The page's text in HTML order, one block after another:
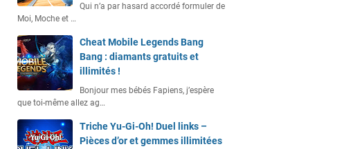
Qui n’a par hasard accordé formuler de
Moi, Moche et …
Cheat Mobile Legends Bang
Bang : diamants gratuits et
illimités !
Bonjour mes bébés Fapiens, j’espère
que toi-même allez ag…
Triche Yu-Gi-Oh! Duel links –
Pièces d’or et gemmes illimitées